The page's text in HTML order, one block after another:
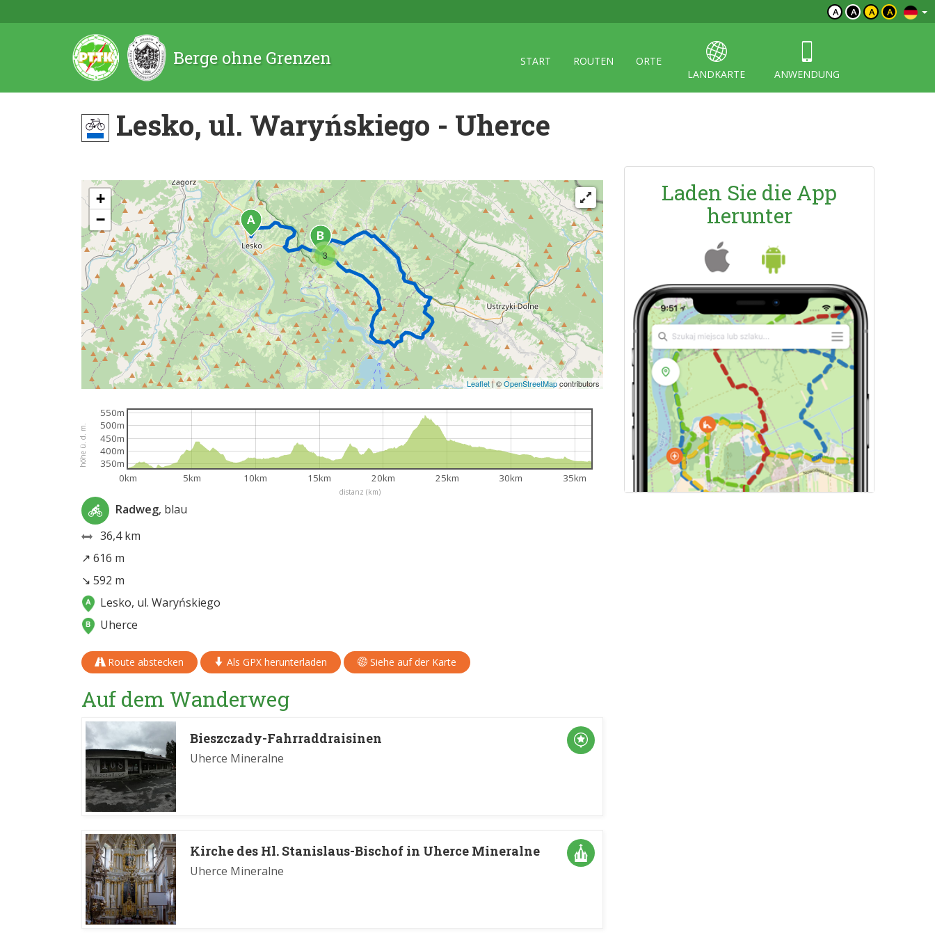
A A A A
Berge ohne Grenzen START ROUTEN
ORTE
LANDKARTE
ANWENDUNG
Lesko, ul. Waryńskiego - Uherce
3
+
−
Leaflet|©OpenStreetMapcontributors
distanz (km)
höhe ü. d. m.
0km 5km 10km 15km 20km 25km 30km 35km
350m
400m
450m
500m
550m
Radweg, blau
36,4 km
↗ 616 m
↘ 592 m
Lesko, ul. Waryńskiego
Uherce
Route abstecken Als GPX herunterladen Siehe auf der Karte
Auf dem Wanderweg
Bieszczady-Fahrraddraisinen
Uherce Mineralne
Kirche des Hl. Stanislaus-Bischof in Uherce Mineralne
Uherce Mineralne
Laden Sie die App
herunter